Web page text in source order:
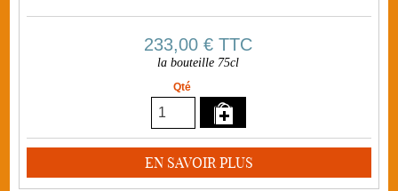
233,00 € TTC
la bouteille 75cl
Qté
EN SAVOIR PLUS